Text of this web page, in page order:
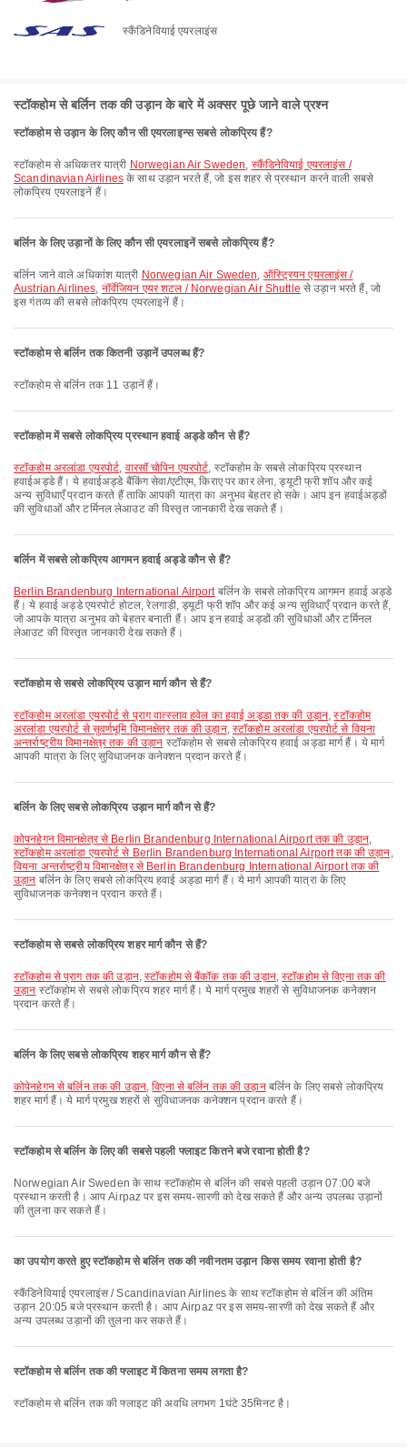
स्कैंडिनेवियाई एयरलाइंस
स्टॉकहोम से बर्लिन तक की उड़ान के बारे में अक्सर पूछे जाने वाले प्रश्न
स्टॉकहोम से उड़ान के लिए कौन सी एयरलाइन्स सबसे लोकप्रिय हैं?
स्टॉकहोम से अधिकतर यात्री Norwegian Air Sweden, स्कैंडिनेवियाई एयरलाइंस /
Scandinavian Airlinesके साथ उड़ान भरते हैं, जो इस शहर से प्रस्थान करने वाली सबसे
लोकप्रिय एयरलाइनें हैं।
बर्लिन के लिए उड़ानों के लिए कौन सी एयरलाइनें सबसे लोकप्रिय हैं?
बर्लिन जाने वाले अधिकांश यात्री Norwegian Air Sweden, ऑस्ट्रियन एयरलाइंस /
Austrian Airlines, नॉर्वेजियन एयर शटल / Norwegian Air Shuttle से उड़ान भरते हैं, जो
इस गंतव्य की सबसे लोकप्रिय एयरलाइनें हैं।
स्टॉकहोम से बर्लिन तक कितनी उड़ानें उपलब्ध हैं?
स्टॉकहोम से बर्लिन तक 11 उड़ानें हैं।
स्टॉकहोम में सबसे लोकप्रिय प्रस्थान हवाई अड्डे कौन से हैं?
स्टॉकहोम अरलांडा एयरपोर्ट, वारसॉ चोपिन एयरपोर्ट, स्टॉकहोम के सबसे लोकप्रिय प्रस्थान
हवाईअड्डे हैं। ये हवाईअड्डे बैंकिंग सेवा/एटीएम, किराए पर कार लेना, ड्यूटी फ्री शॉप और कई
अन्य सुविधाएँ प्रदान करते हैं ताकि आपकी यात्रा का अनुभव बेहतर हो सके। आप इन हवाईअड्डों
की सुविधाओं और टर्मिनल लेआउट की विस्तृत जानकारी देख सकते हैं।
बर्लिन में सबसे लोकप्रिय आगमन हवाई अड्डे कौन से हैं?
Berlin Brandenburg International Airportबर्लिन के सबसे लोकप्रिय आगमन हवाई अड्डे
हैं। ये हवाई अड्डे एयरपोर्ट होटल, रेलगाड़ी, ड्यूटी फ्री शॉप और कई अन्य सुविधाएँ प्रदान करते हैं,
जो आपके यात्रा अनुभव को बेहतर बनाती हैं। आप इन हवाई अड्डों की सुविधाओं और टर्मिनल
लेआउट की विस्तृत जानकारी देख सकते हैं।
स्टॉकहोम से सबसे लोकप्रिय उड़ान मार्ग कौन से हैं?
स्टॉकहोम अरलांडा एयरपोर्ट से प्राग वात्स्लाव हवेल का हवाई अड्डा तक की उड़ान,स्टॉकहोम
अरलांडा एयरपोर्ट से सुवर्णभूमि विमानक्षेत्र तक की उड़ान,स्टॉकहोम अरलांडा एयरपोर्ट से वियना
अन्तर्राष्ट्रीय विमानक्षेत्र तक की उड़ान स्टॉकहोम से सबसे लोकप्रिय हवाई अड्डा मार्ग हैं। ये मार्ग
आपकी यात्रा के लिए सुविधाजनक कनेक्शन प्रदान करते हैं।
बर्लिन के लिए सबसे लोकप्रिय उड़ान मार्ग कौन से हैं?
कोपनहेगन विमानक्षेत्र से Berlin Brandenburg International Airport तक की उड़ान,
स्टॉकहोम अरलांडा एयरपोर्ट से Berlin Brandenburg International Airport तक की उड़ान,
वियना अन्तर्राष्ट्रीय विमानक्षेत्र से Berlin Brandenburg International Airport तक की
उड़ान बर्लिन के लिए सबसे लोकप्रिय हवाई अड्डा मार्ग हैं। ये मार्ग आपकी यात्रा के लिए
सुविधाजनक कनेक्शन प्रदान करते हैं।
स्टॉकहोम से सबसे लोकप्रिय शहर मार्ग कौन से हैं?
स्टॉकहोम से प्राग तक की उड़ान,स्टॉकहोम से बैंकॉक तक की उड़ान,स्टॉकहोम से विएना तक की
उड़ान स्टॉकहोम से सबसे लोकप्रिय शहर मार्ग हैं। ये मार्ग प्रमुख शहरों से सुविधाजनक कनेक्शन
प्रदान करते हैं।
बर्लिन के लिए सबसे लोकप्रिय शहर मार्ग कौन से हैं?
कोपेनहेगन से बर्लिन तक की उड़ान,विएना से बर्लिन तक की उड़ानबर्लिन के लिए सबसे लोकप्रिय
शहर मार्ग हैं। ये मार्ग प्रमुख शहरों से सुविधाजनक कनेक्शन प्रदान करते हैं।
स्टॉकहोम से बर्लिन के लिए की सबसे पहली फ्लाइट कितने बजे रवाना होती है?
Norwegian Air Sweden के साथ स्टॉकहोम से बर्लिन की सबसे पहली उड़ान 07:00 बजे
प्रस्थान करती है। आप Airpaz पर इस समय-सारणी को देख सकते हैं और अन्य उपलब्ध उड़ानों
की तुलना कर सकते हैं।
का उपयोग करते हुए स्टॉकहोम से बर्लिन तक की नवीनतम उड़ान किस समय रवाना होती है?
स्कैंडिनेवियाई एयरलाइंस / Scandinavian Airlines के साथ स्टॉकहोम से बर्लिन की अंतिम
उड़ान 20:05 बजे प्रस्थान करती है। आप Airpaz पर इस समय-सारणी को देख सकते हैं और
अन्य उपलब्ध उड़ानों की तुलना कर सकते हैं।
स्टॉकहोम से बर्लिन तक की फ्लाइट में कितना समय लगता है?
स्टॉकहोम से बर्लिन तक की फ्लाइट की अवधि लगभग 1घंटे 35मिनट है।